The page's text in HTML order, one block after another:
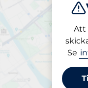
Att
Se